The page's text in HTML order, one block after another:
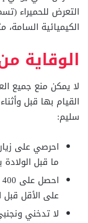
التعرض للحميراء
الكيميائية السامة،
الوقاية
لا يمكن منع جميع
القيام بها قبل
سليم:
احرصي على
ما قبل
على الأقل قبل
لا تدخني